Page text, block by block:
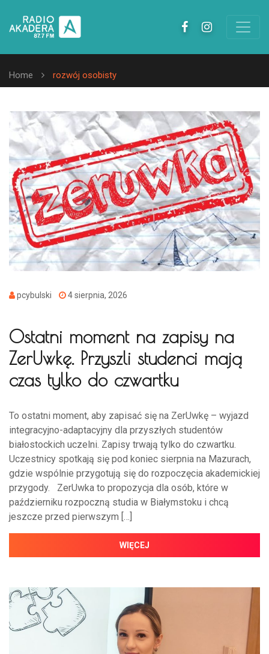
Home rozwój osobisty
pcybulski 4 sierpnia, 2026
Ostatni moment na zapisy na
ZerUwkę. Przyszli studenci mają
czas tylko do czwartku
To ostatni moment, aby zapisać się na ZerUwkę – wyjazd
integracyjno-adaptacyjny dla przyszłych studentów
białostockich uczelni. Zapisy trwają tylko do czwartku.
Uczestnicy spotkają się pod koniec sierpnia na Mazurach,
gdzie wspólnie przygotują się do rozpoczęcia akademickiej
przygody. ZerUwka to propozycja dla osób, które w
październiku rozpoczną studia w Białymstoku i chcą
jeszcze przed pierwszym […]
WIĘCEJ